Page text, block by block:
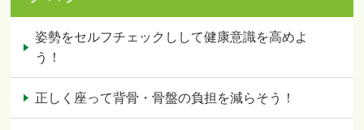
姿勢をセルフチェックしして健康意識を高めよ
う！
正しく座って背骨・骨盤の負担を減らそう！